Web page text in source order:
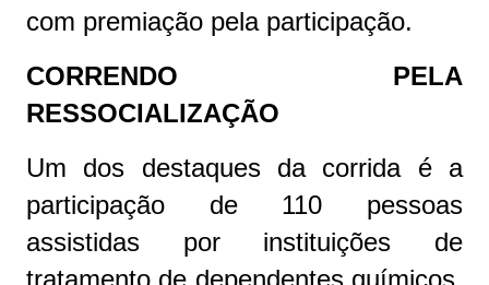
com premiação pela participação.
CORRENDO PELA
RESSOCIALIZAÇÃO
Um dos destaques da corrida é a
participação de 110 pessoas
assistidas por instituições de
tratamento de dependentes químicos,